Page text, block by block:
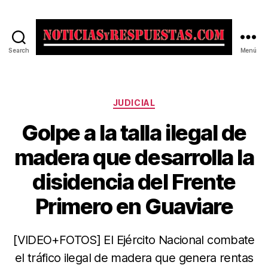
Search Menú
Categorías
JUDICIAL
Golpe a la talla ilegal de
madera que desarrolla la
disidencia del Frente
Primero en Guaviare
[VIDEO+FOTOS] El Ejército Nacional combate
el tráfico ilegal de madera que genera rentas